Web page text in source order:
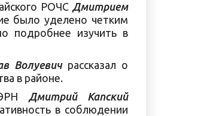
РОЧС Дмитрием
было уделено четким
подробнее изучить в
Волуевичрассказал о
в районе.
Дмитрий Капский
в соблюдении